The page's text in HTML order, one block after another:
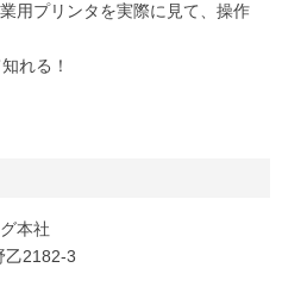
用プリンタを実際に見て、操作
れる！
本社
2182-3